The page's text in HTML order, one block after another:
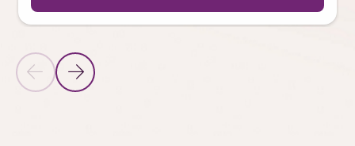
Prejšnji diapozitivNaslednji diapozitiv